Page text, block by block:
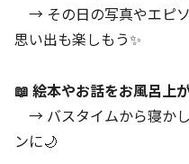
→ その日の写真やエピ
思い出も楽しもう✨
📖 絵本やお話をお風呂上
→ バスタイムから寝か
ンに🌙